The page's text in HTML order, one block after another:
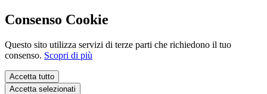
Consenso Cookie
Questo sito utilizza servizi di terze parti che richiedono il tuo
consenso. Scopri di più
Accetta tutto
Accetta selezionati